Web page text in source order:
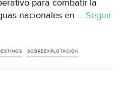
para combatir la
nacionales en … Seguir
SOBREEXPLOTACIÓN